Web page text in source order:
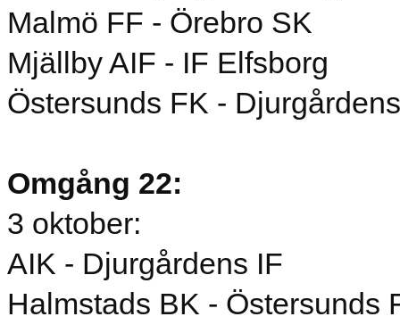
Malmö FF - Örebro SK
Mjällby AIF - IF Elfsborg
Östersunds FK -
Omgång 22:
3 oktober:
AIK - Djurgårdens IF
Halmstads BK - Östersunds